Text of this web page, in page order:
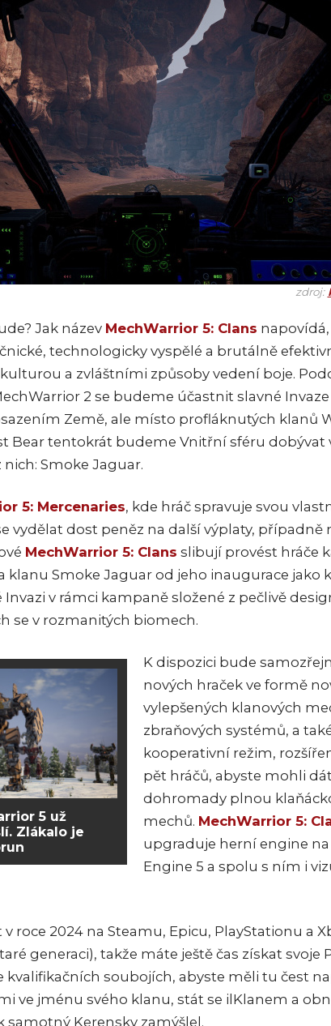
zdroj:
Jak název MechWarrior 5: Clans
technologicky vyspělé a brutálně
a zvláštními způsoby vedení boje.
2 se budeme účastnit slavné Invaze
Země, ale místo profláknutých klanů
Bear tentokrát budeme Vnitřní sféru dobývat
Smoke Jaguar.
5: Mercenaries, kde hráč spravuje svou
vydělat dost peněz na další výplaty, případně
MechWarrior 5: Clans slibují provést hráče
klanu Smoke Jaguar od jeho inaugurace jako
v rámci kampaně složené z pečlivě
se v rozmanitých biomech.
5 už
Zlákalo je
K dispozici bude
nových hraček ve formě
vylepšených klanových
zbraňových systémů, a
kooperativní režim,
pět hráčů, abyste mohli dát
dohromady plnou
mechů. MechWarrior 5:
upgraduje herní engine na
Engine 5 a spolu s ním i
roce 2024 na Steamu, Epicu, PlayStationu a
generaci), takže máte ještě čas získat svoje
kvalifikačních soubojích, abyste měli tu čest
ve jménu svého klanu, stát se ilKlanem a
samotný Kerensky zamýšlel.